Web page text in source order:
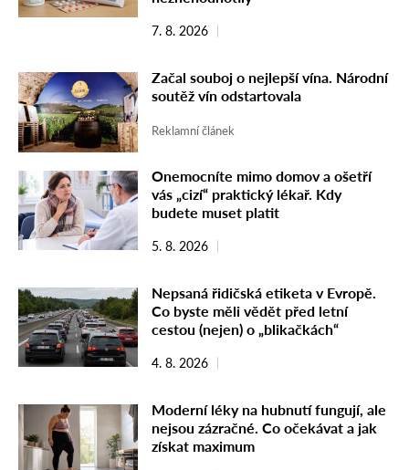
7. 8. 2026
Začal souboj o nejlepší vína. Národní
soutěž vín odstartovala
Reklamní článek
Onemocníte mimo domov a ošetří
vás „cizí“ praktický lékař. Kdy
budete muset platit
5. 8. 2026
Nepsaná řidičská etiketa v Evropě.
Co byste měli vědět před letní
cestou (nejen) o „blikačkách“
4. 8. 2026
Moderní léky na hubnutí fungují, ale
nejsou zázračné. Co očekávat a jak
získat maximum